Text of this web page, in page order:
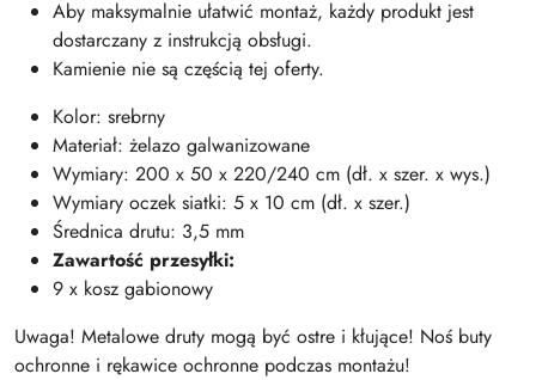
Aby maksymalnie ułatwić montaż, każdy produkt jest
dostarczany z instrukcją obsługi.
Kamienie nie są częścią tej oferty.
Kolor: srebrny
Materiał: żelazo galwanizowane
Wymiary: 200 x 50 x 220/240 cm (dł. x szer. x wys.)
Wymiary oczek siatki: 5 x 10 cm (dł. x szer.)
Średnica drutu: 3,5 mm
Zawartość przesyłki:
9 x kosz gabionowy
Uwaga! Metalowe druty mogą być ostre i kłujące! Noś buty
ochronne i rękawice ochronne podczas montażu!